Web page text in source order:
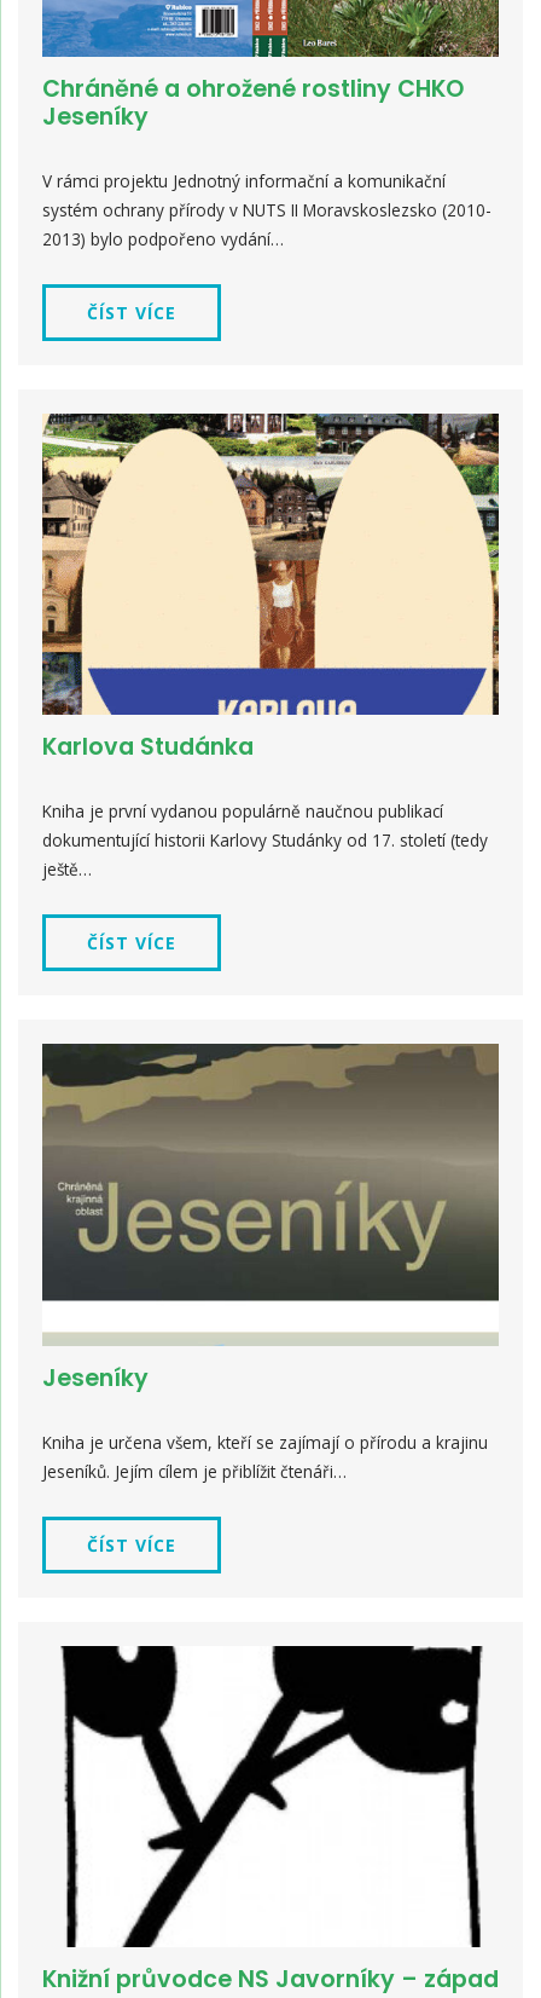
Chráněné a ohrožené rostliny CHKO
Jeseníky
V rámci projektu Jednotný informační a komunikační
systém ochrany přírody v NUTS II Moravskoslezsko (2010-
2013) bylo podpořeno vydání…
ČÍST VÍCE
Karlova Studánka
Kniha je první vydanou populárně naučnou publikací
dokumentující historii Karlovy Studánky od 17. století (tedy
ještě…
ČÍST VÍCE
Jeseníky
Kniha je určena všem, kteří se zajímají o přírodu a krajinu
Jeseníků. Jejím cílem je přiblížit čtenáři…
ČÍST VÍCE
Knižní průvodce NS Javorníky – západ